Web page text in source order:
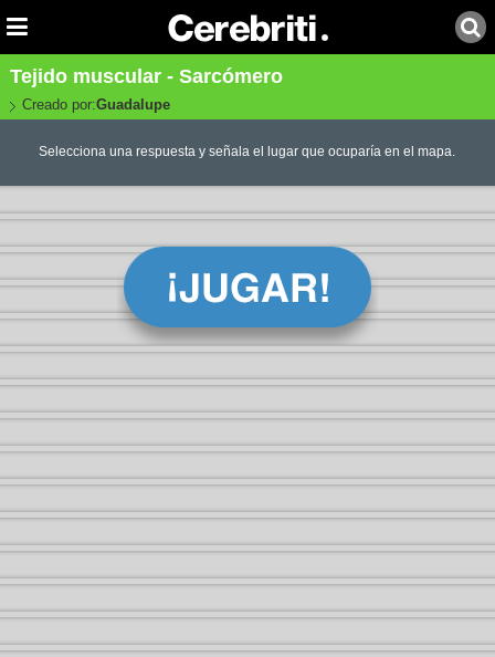
Tejido muscular - Sarcómero
Creado por:Guadalupe
Selecciona una respuesta y señala el lugar que ocuparía en el mapa.